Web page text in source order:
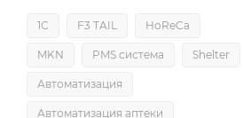
1С F3 TAIL HoReCa
MKN PMS система Shelter
Автоматизация
Автоматизация аптеки